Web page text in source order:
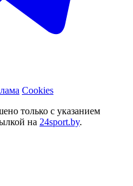
Cookies
только с указанием
на 24sport.by.